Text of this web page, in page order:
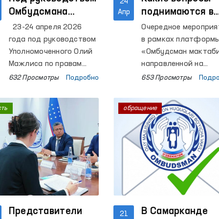
Омбудсмана
осуществлены
мониторинговые
визиты в ряд
закрытые
учреждения
Каракалпакстан.
23-24 апреля 2026
года под руководством
Уполномоченного Олий
Мажлиса по правам
человека (омбудсмана)
группами по выявлению
и предупреждению
случаев пыток
осуществлены
мониторинговые
визиты в места
содержания лиц с
ограниченной свободой
Республики
632 Просмотры Подробно
24
Апр
поднимаются в
обращениях,
поступающих
Омбудсману из
Республики
Очередное
в рамках
«Омбудсман
направленной на
повышение правовой
населения в сфере
защиты прав и
человека,
Республике
Каракалпакстан.
653 Просмотры
Представители
21
В Самарканде
обращение